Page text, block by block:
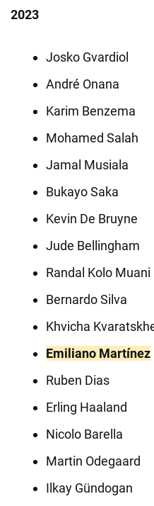
2023
Josko Gvardiol
André Onana
Karim Benzema
Mohamed Salah
Jamal Musiala
Bukayo Saka
Kevin De Bruyne
Jude Bellingham
Randal Kolo Muani
Bernardo Silva
Khvicha
Emiliano Martínez
Ruben Dias
Erling Haaland
Nicolo Barella
Martin Odegaard
Ilkay Gündogan